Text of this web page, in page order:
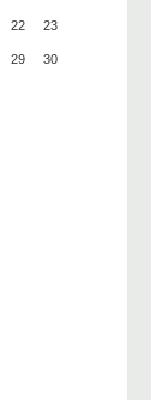
22 23
29 30